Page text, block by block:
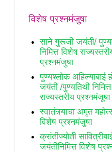
विशेष प्रश्नमंजुषा
साने गुरूजी जयंती/
निमित्त विशेष
प्रश्नमंजुषा
पुण्यश्लोक अहिल्याबाई
जयंती /पुण्यतिथी
राज्यस्तरीय प्रश्नमंजूषा
स्वातंत्र्याचा अमृत
विशेष प्रश्नमंजुषा
क्रांतीज्योती
जयंतीनिमित्त विशेष